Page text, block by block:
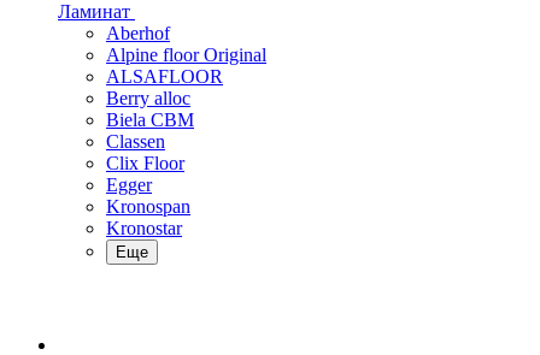
Ламинат
Aberhof
Alpine floor Original
ALSAFLOOR
Berry alloc
Biela CBM
Classen
Clix Floor
Egger
Kronospan
Kronostar
Еще